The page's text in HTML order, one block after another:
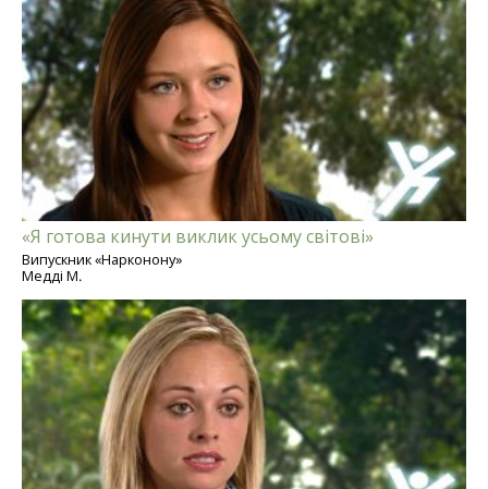
«Я готова кинути виклик усьому світові»
Випускник «Нарконону»
Медді М.